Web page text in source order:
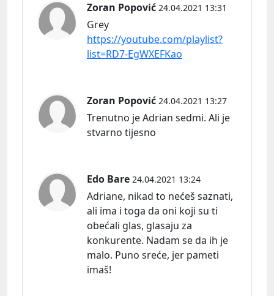
Zoran Popović 24.04.2021 13:31
Grey
https://youtube.com/playlist?
list=RD7-EgWXEFKao
Zoran Popović 24.04.2021 13:27
Trenutno je Adrian sedmi. Ali je
stvarno tijesno
Edo Bare 24.04.2021 13:24
Adriane, nikad to nećeš saznati,
ali ima i toga da oni koji su ti
obećali glas, glasaju za
konkurente. Nadam se da ih je
malo. Puno sreće, jer pameti
imaš!